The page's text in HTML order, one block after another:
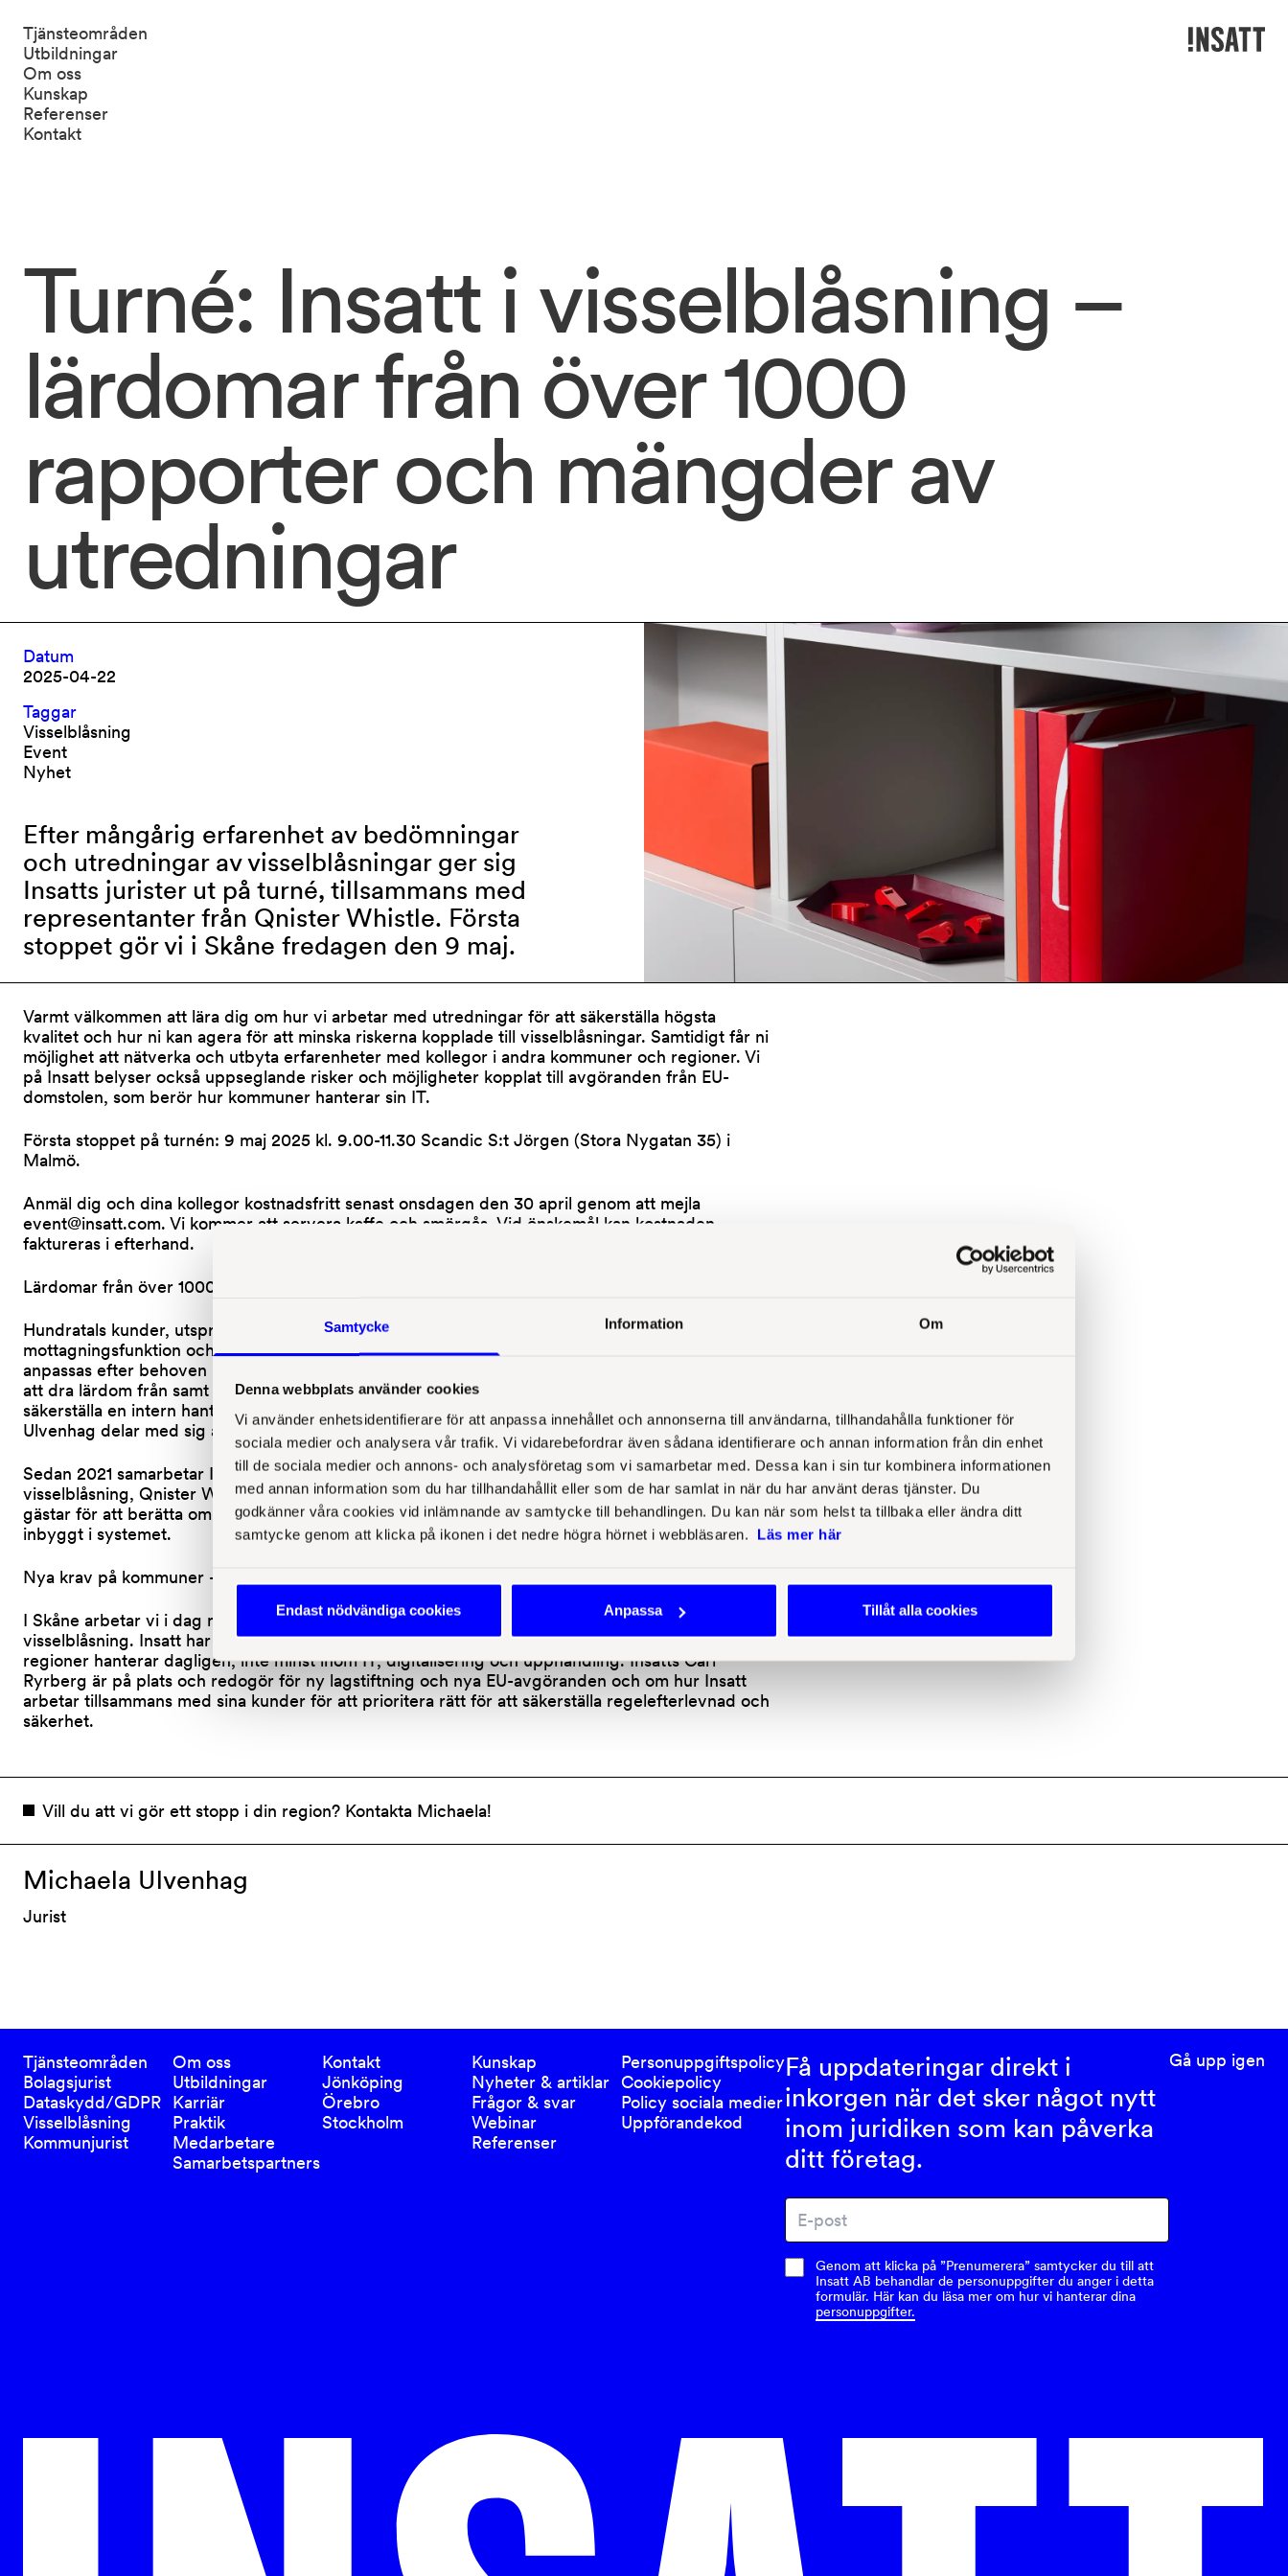
Samtycke Information Om
Denna webbplats använder cookies
Vi använder enhetsidentifierare för att anpassa innehållet och annonserna till användarna, tillhandahålla funktioner för
sociala medier och analysera vår trafik. Vi vidarebefordrar även sådana identifierare och annan information från din enhet
till de sociala medier och annons- och analysföretag som vi samarbetar med. Dessa kan i sin tur kombinera informationen
med annan information som du har tillhandahållit eller som de har samlat in när du har använt deras tjänster. Du
godkänner våra cookies vid inlämnande av samtycke till behandlingen. Du kan när som helst ta tillbaka eller ändra ditt
samtycke genom att klicka på ikonen i det nedre högra hörnet i webbläsaren. Läs mer här
Endast nödvändiga cookies Anpassa Tillåt alla cookies
Tjänsteområden
Utbildningar
Om oss
Kunskap
Referenser
Kontakt
Turné: Insatt i visselblåsning –
lärdomar från över 1000
rapporter och mängder av
utredningar
Datum
2025-04-22
Taggar
Visselblåsning
Event
Nyhet
Efter mångårig erfarenhet av bedömningar
och utredningar av visselblåsningar ger sig
Insatts jurister ut på turné, tillsammans med
representanter från Qnister Whistle. Första
stoppet gör vi i Skåne fredagen den 9 maj.
Varmt välkommen att lära dig om hur vi arbetar med utredningar för att säkerställa högsta
kvalitet och hur ni kan agera för att minska riskerna kopplade till visselblåsningar. Samtidigt får ni
möjlighet att nätverka och utbyta erfarenheter med kollegor i andra kommuner och regioner. Vi
på Insatt belyser också uppseglande risker och möjligheter kopplat till avgöranden från EU-
domstolen, som berör hur kommuner hanterar sin IT.
Första stoppet på turnén: 9 maj 2025 kl. 9.00-11.30 Scandic S:t Jörgen (Stora Nygatan 35) i
Malmö.
Anmäl dig och dina kollegor kostnadsfritt senast onsdagen den 30 april genom att mejla
event@insatt.com. Vi kommer att servera kaffe och smörgås. Vid önskemål kan kostnaden
faktureras i efterhand.
Lärdomar från över 1000 rapporter och mängder av utredningar
Hundratals kunder, utspridda över hela Sverige, anlitar Insatts jurister för att agera
mottagningsfunktion och för att utreda visselblåsningsärenden. Arbetet med utredningar
anpassas efter behoven i varje enskilt ärende, men det finns återkommande steg i vår process
att dra lärdom från samt tips kring hur er organisation kan göra för att ytterligare förbättra och
säkerställa en intern hantering med hög kvalitet. Insatts jurister Olivia Davidsson och Michaela
Ulvenhag delar med sig av insikter och kunskap under träffarna.
Sedan 2021 samarbetar Insatt kring mottagarfunktionen med Qnister vars system för
visselblåsning, Qnister Whistle, används av över 300 organisationer. Sahar Nateghi från Qnister
gästar för att berätta om Qnister Whistle och vikten av säkerhet och konfidentialitet som är
inbyggt i systemet.
Nya krav på kommuner - vad gäller nu?
I Skåne arbetar vi i dag med totalt 14 kommuner. Det gäller inte bara juridik som rör
visselblåsning. Insatt har även jurister med bred kompetens inom frågor som kommuner och
regioner hanterar dagligen, inte minst inom IT, digitalisering och upphandling. Insatts Carl
Ryrberg är på plats och redogör för ny lagstiftning och nya EU-avgöranden och om hur Insatt
arbetar tillsammans med sina kunder för att prioritera rätt för att säkerställa regelefterlevnad och
säkerhet.
Vill du att vi gör ett stopp i din region? Kontakta Michaela!
Michaela Ulvenhag
Jurist
Tjänsteområden
Bolagsjurist
Dataskydd/GDPR
Visselblåsning
Kommunjurist
Om oss
Utbildningar
Karriär
Praktik
Medarbetare
Samarbetspartners
Kontakt
Jönköping
Örebro
Stockholm
Kunskap
Nyheter & artiklar
Frågor & svar
Webinar
Referenser
Personuppgiftspolicy
Cookiepolicy
Policy sociala medier
Uppförandekod
Få uppdateringar direkt i
inkorgen när det sker något nytt
inom juridiken som kan påverka
ditt företag.
Genom att klicka på ”Prenumerera” samtycker du till att
Insatt AB behandlar de personuppgifter du anger i detta
formulär. Här kan du läsa mer om hur vi hanterar dina
personuppgifter.
Gå upp igen